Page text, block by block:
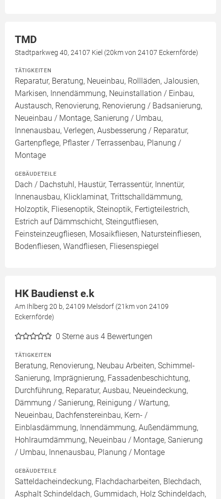
TMD
Stadtparkweg 40, 24107 Kiel (20km von 24107 Eckernförde)
TÄTIGKEITEN
Reparatur, Beratung, Neueinbau, Rollläden, Jalousien,
Markisen, Innendämmung, Neuinstallation / Einbau,
Austausch, Renovierung, Renovierung / Badsanierung,
Neueinbau / Montage, Sanierung / Umbau,
Innenausbau, Verlegen, Ausbesserung / Reparatur,
Gartenpflege, Pflaster / Terrassenbau, Planung /
Montage
GEBÄUDETEILE
Dach / Dachstuhl, Haustür, Terrassentür, Innentür,
Innenausbau, Klicklaminat, Trittschalldämmung,
Holzoptik, Fliesenoptik, Steinoptik, Fertigteilestrich,
Estrich auf Dämmschicht, Steingutfliesen,
Feinsteinzeugfliesen, Mosaikfliesen, Natursteinfliesen,
Bodenfliesen, Wandfliesen, Fliesenspiegel
HK Baudienst e.k
Am Ihlberg 20 b, 24109 Melsdorf (21km von 24109
Eckernförde)
0 Sterne aus 4 Bewertungen
TÄTIGKEITEN
Beratung, Renovierung, Neubau Arbeiten, Schimmel-
Sanierung, Imprägnierung, Fassadenbeschichtung,
Durchführung, Reparatur, Ausbau, Neueindeckung,
Dämmung / Sanierung, Reinigung / Wartung,
Neueinbau, Dachfenstereinbau, Kern- /
Einblasdämmung, Innendämmung, Außendämmung,
Hohlraumdämmung, Neueinbau / Montage, Sanierung
/ Umbau, Innenausbau, Planung / Montage
GEBÄUDETEILE
Satteldacheindeckung, Flachdacharbeiten, Blechdach,
Asphalt Schindeldach, Gummidach, Holz Schindeldach,